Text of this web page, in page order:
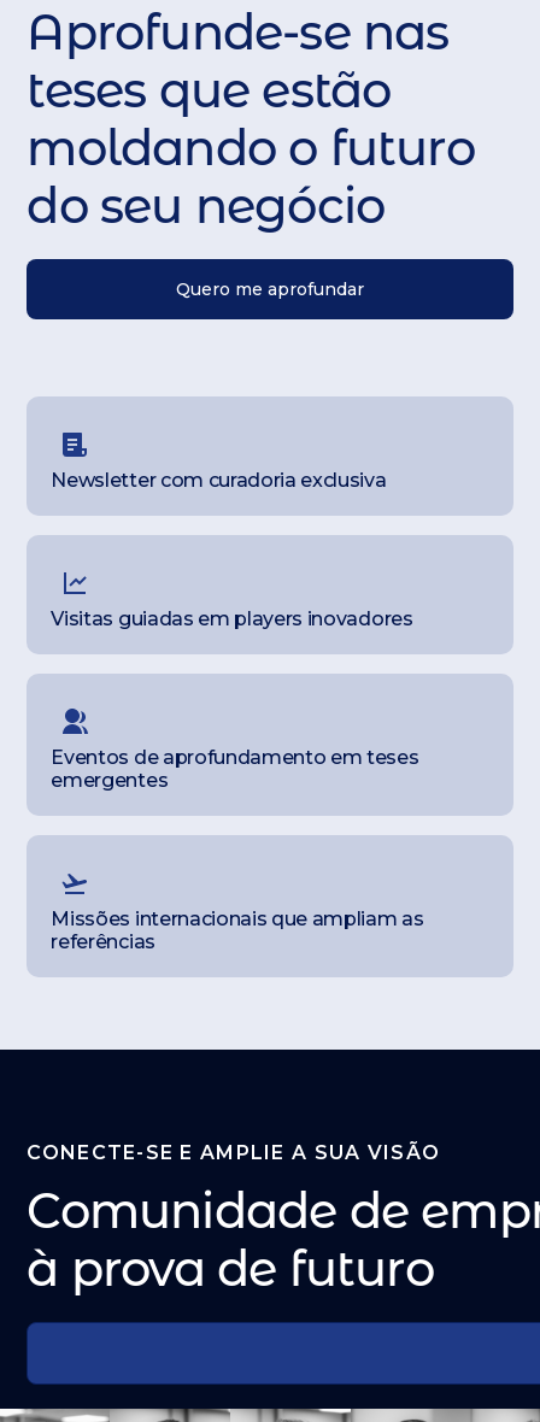
Aprofunde-se nas
teses que estão
moldando o futuro
do seu negócio
Quero me aprofundar
Newsletter com curadoria exclusiva
Visitas guiadas em players inovadores
Eventos de aprofundamento em teses
emergentes
Missões internacionais que ampliam as
referências
CONECTE-SE E AMPLIE A SUA VISÃO
Comunidade de
à prova de futuro